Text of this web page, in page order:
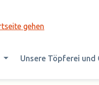
Unsere Töpferei